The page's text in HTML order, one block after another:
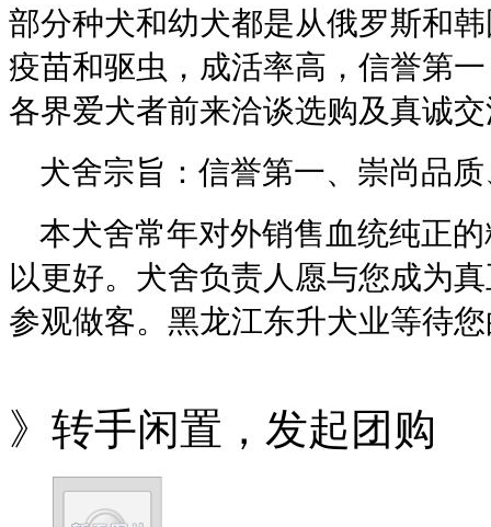
部分种犬和幼犬都是从俄罗斯和
疫苗和驱虫，成活率高，信誉第
各界爱犬者前来洽谈选购及真诚
犬舍宗旨：信誉第一、崇尚品
本犬舍常年对外销售血统纯正
以更好。犬舍负责人愿与您成为
参观做客。黑龙江东升犬业等待
》转手闲置，发起团购